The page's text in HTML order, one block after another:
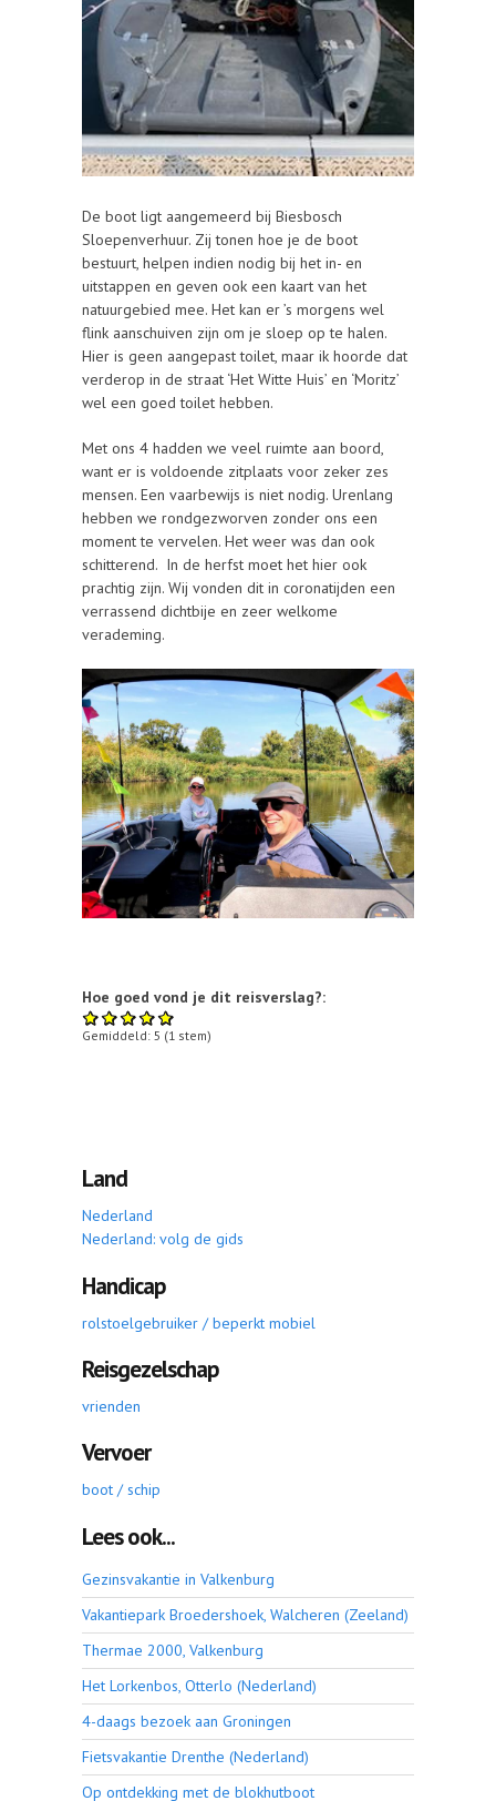
De boot ligt aangemeerd bij Biesbosch
Sloepenverhuur. Zij tonen hoe je de boot
bestuurt, helpen indien nodig bij het in- en
uitstappen en geven ook een kaart van het
natuurgebied mee. Het kan er ’s morgens wel
flink aanschuiven zijn om je sloep op te halen.
Hier is geen aangepast toilet, maar ik hoorde dat
verderop in de straat ‘Het Witte Huis’ en ‘Moritz’
wel een goed toilet hebben.
Met ons 4 hadden we veel ruimte aan boord,
want er is voldoende zitplaats voor zeker zes
mensen. Een vaarbewijs is niet nodig. Urenlang
hebben we rondgezworven zonder ons een
moment te vervelen. Het weer was dan ook
schitterend. In de herfst moet het hier ook
prachtig zijn. Wij vonden dit in coronatijden een
verrassend dichtbije en zeer welkome
verademing.
Hoe goed vond je dit reisverslag?:
Gemiddeld: 5 (1 stem)
Land
Nederland
Nederland: volg de gids
Handicap
rolstoelgebruiker / beperkt mobiel
Reisgezelschap
vrienden
Vervoer
boot / schip
Lees ook...
Gezinsvakantie in Valkenburg
Vakantiepark Broedershoek, Walcheren (Zeeland)
Thermae 2000, Valkenburg
Het Lorkenbos, Otterlo (Nederland)
4-daags bezoek aan Groningen
Fietsvakantie Drenthe (Nederland)
Op ontdekking met de blokhutboot